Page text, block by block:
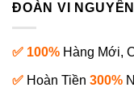
ĐOÀN VI
✅ 100% Hàng Mới,
✅ Hoàn Tiền 300%